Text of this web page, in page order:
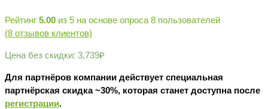
Рейтинг 5.00 из 5 на основе опроса 8 пользователей
(8 отзывов клиентов)
Цена без скидки: 3,739₽
Для партнёров компании действует специальная
партнёрская скидка ~30%, которая станет доступна после
регистрации.